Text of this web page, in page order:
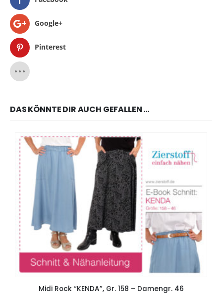
Google+
Pinterest
DAS KÖNNTE DIR AUCH GEFALLEN …
Midi Rock “KENDA”, Gr. 158 – Damengr. 46